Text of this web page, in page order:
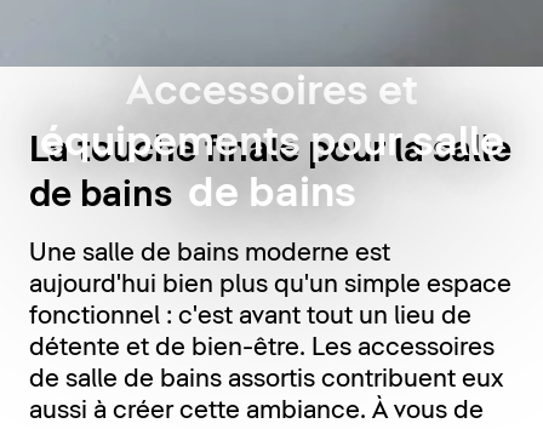
Accessoires et
équipements pour salle
de bains
La touche finale pour la salle
de bains
Une salle de bains moderne est
aujourd'hui bien plus qu'un simple espace
fonctionnel : c'est avant tout un lieu de
détente et de bien-être. Les accessoires
de salle de bains assortis contribuent eux
aussi à créer cette ambiance. À vous de